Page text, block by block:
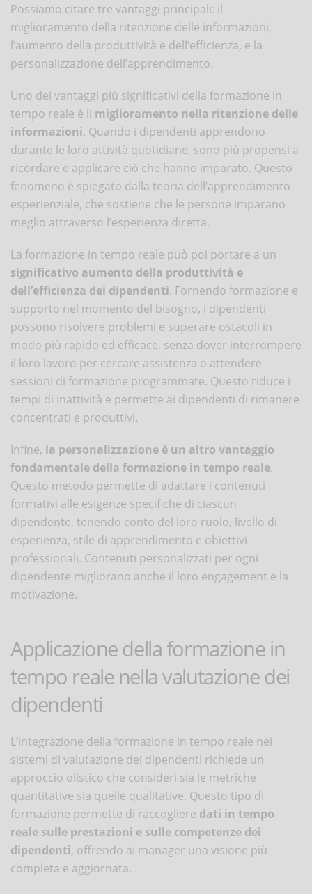
Possiamo citare tre vantaggi principali: il
miglioramento della ritenzione delle informazioni,
l’aumento della produttività e dell’efficienza, e la
personalizzazione dell’apprendimento.
Uno dei vantaggi più significativi della formazione in
tempo reale è il miglioramento nella ritenzione delle
informazioni. Quando i dipendenti apprendono
durante le loro attività quotidiane, sono più propensi a
ricordare e applicare ciò che hanno imparato. Questo
fenomeno è spiegato dalla teoria dell’apprendimento
esperienziale, che sostiene che le persone imparano
meglio attraverso l’esperienza diretta.
La formazione in tempo reale può poi portare a un
significativo aumento della produttività e
dell’efficienza dei dipendenti. Fornendo formazione e
supporto nel momento del bisogno, i dipendenti
possono risolvere problemi e superare ostacoli in
modo più rapido ed efficace, senza dover interrompere
il loro lavoro per cercare assistenza o attendere
sessioni di formazione programmate. Questo riduce i
tempi di inattività e permette ai dipendenti di rimanere
concentrati e produttivi.
Infine, la personalizzazione è un altro vantaggio
fondamentale della formazione in tempo reale.
Questo metodo permette di adattare i contenuti
formativi alle esigenze specifiche di ciascun
dipendente, tenendo conto del loro ruolo, livello di
esperienza, stile di apprendimento e obiettivi
professionali. Contenuti personalizzati per ogni
dipendente migliorano anche il loro engagement e la
motivazione.
Applicazione della formazione in
tempo reale nella valutazione dei
dipendenti
L’integrazione della formazione in tempo reale nei
sistemi di valutazione dei dipendenti richiede un
approccio olistico che consideri sia le metriche
quantitative sia quelle qualitative. Questo tipo di
formazione permette di raccogliere dati in tempo
reale sulle prestazioni e sulle competenze dei
dipendenti, offrendo ai manager una visione più
completa e aggiornata.